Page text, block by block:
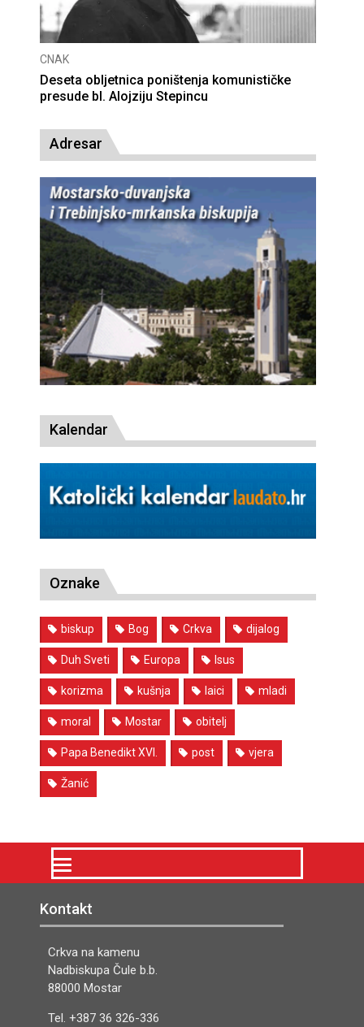
CNAK
Deseta obljetnica poništenja komunističke
presude bl. Alojziju Stepincu
Adresar
Kalendar
Oznake
biskup Bog Crkva dijalog
Duh Sveti Europa Isus
korizma kušnja laici mladi
moral Mostar obitelj
Papa Benedikt XVI. post vjera
Žanić
Kontakt
Crkva na kamenu
Nadbiskupa Čule b.b.
88000 Mostar
Tel. +387 36 326-336